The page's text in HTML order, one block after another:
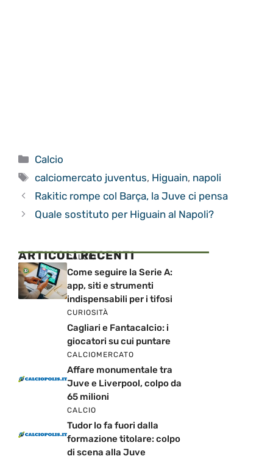
Categorie
Calcio
Tag
calciomercato juventus, Higuain, napoli
Rakitic rompe col Barça, la Juve ci pensa
Quale sostituto per Higuain al Napoli?
ARTICOLI RECENTI
CALCIO
Come seguire la Serie A:
app, siti e strumenti
indispensabili per i tifosi
CURIOSITÀ
Cagliari e Fantacalcio: i
giocatori su cui puntare
CALCIOMERCATO
Affare monumentale tra
Juve e Liverpool, colpo da
65 milioni
CALCIO
Tudor lo fa fuori dalla
formazione titolare: colpo
di scena alla Juve